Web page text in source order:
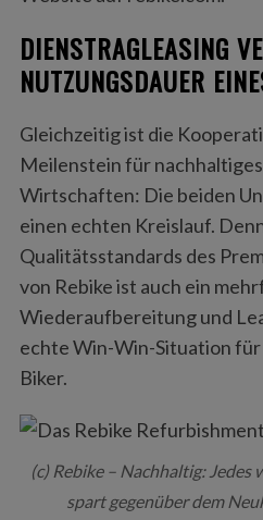
DIENSTRAGLEASING
NUTZUNGSDAUER
Gleichzeitig ist die
Meilenstein für
Wirtschaften: Die beiden
einen echten Kreislauf.
Qualitätsstandards des
von Rebike ist auch ein
Wiederaufbereitung und
echte Win-Win-Situation
Biker.
(c) Rebike – Nachhaltig:
spart gegenüber dem